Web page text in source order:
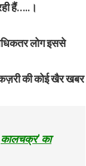
हैं…..।
लोग इससे
कज़री की कोई खैर खबर
कालचक्र’ का